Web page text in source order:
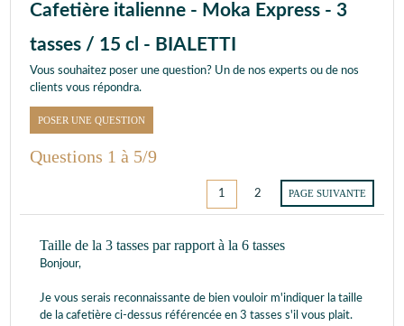
Cafetière italienne - Moka Express - 3
tasses / 15 cl - BIALETTI
Vous souhaitez poser une question? Un de nos experts ou de nos
clients vous répondra.
POSER UNE QUESTION
Questions 1 à 5/9
1 2 PAGE SUIVANTE
Taille de la 3 tasses par rapport à la 6 tasses
Bonjour,
Je vous serais reconnaissante de bien vouloir m'indiquer la taille
de la cafetière ci-dessus référencée en 3 tasses s'il vous plait.